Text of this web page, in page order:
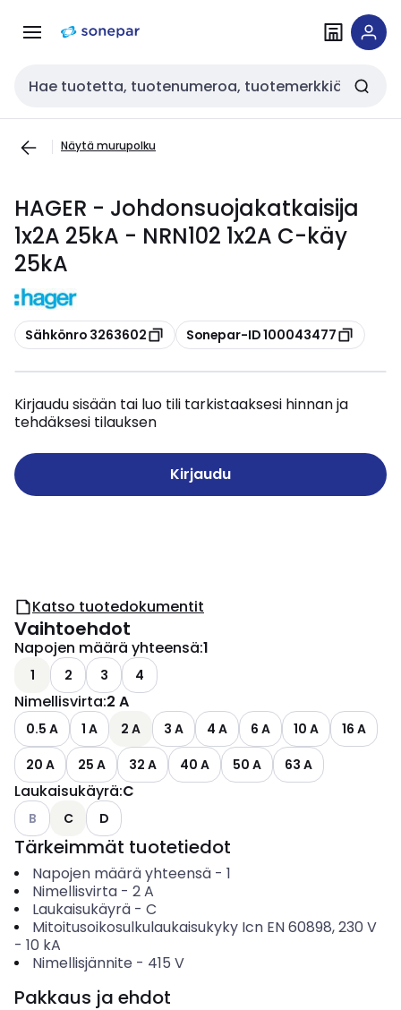
navigointiinsisältöön
Haku
Näytä murupolku
HAGER - Johdonsuojakatkaisija
1x2A 25kA - NRN102 1x2A C-käy
25kA
Kopioi
Sähkönro 3263602 Kopioi
Sonepar-ID 100043477
Kirjaudu sisään tai luo tili tarkistaaksesi hinnan ja
tehdäksesi tilauksen
Kirjaudu
Katso tuotedokumentit
Vaihtoehdot
Napojen määrä yhteensä:1
1 2 3 4
Nimellisvirta:2 A
0.5 A 1 A 2 A 3 A 4 A 6 A 10 A
16 A
20 A
25 A 32 A 40 A 50 A 63 A
Laukaisukäyrä:C
Katso käytettävissä olevat vaihtoehdot
B C D
Tärkeimmät tuotetiedot
Napojen määrä yhteensä- 1
Nimellisvirta- 2A
Laukaisukäyrä- C
Mitoitusoikosulkulaukaisukyky Icn EN 60898, 230 V
- 10 kA
Nimellisjännite - 415 V
Pakkaus ja ehdot